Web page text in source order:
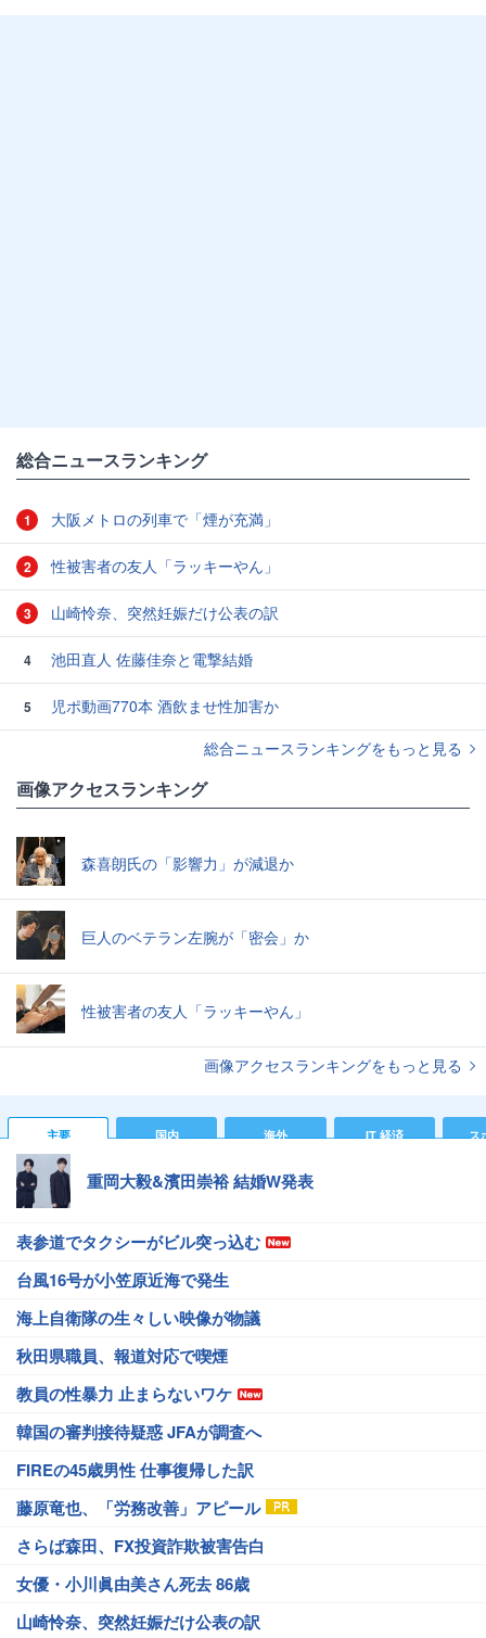
総合ニュースランキング
1 大阪メトロの列車で「煙が充満」
2 性被害者の友人「ラッキーやん」
3 山崎怜奈、突然妊娠だけ公表の訳
4 池田直人 佐藤佳奈と電撃結婚
5
児ポ動画770本 酒飲ませ性加害か
総合ニュースランキングをもっと見る
画像アクセスランキング
森喜朗氏の「影響力」が減退か
巨人のベテラン左腕が「密会」か
性被害者の友人「ラッキーやん」
画像アクセスランキングをもっと見る
主要 国内 海外 IT 経済 ス
重岡大毅&濱田崇裕 結婚W発表
表参道でタクシーがビル突っ込む
台風16号が小笠原近海で発生
海上自衛隊の生々しい映像が物議
秋田県職員、報道対応で喫煙
教員の性暴力 止まらないワケ
韓国の審判接待疑惑 JFAが調査へ
FIREの45歳男性 仕事復帰した訳
藤原竜也、「労務改善」アピール
さらば森田、FX投資詐欺被害告白
女優・小川眞由美さん死去 86歳
山崎怜奈、突然妊娠だけ公表の訳